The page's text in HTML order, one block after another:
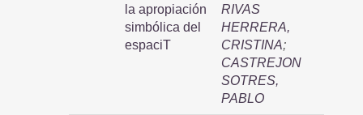
la apropiación
simbólica del
espaciT
RIVAS
HERRERA,
CRISTINA;
CASTREJON
SOTRES,
PABLO